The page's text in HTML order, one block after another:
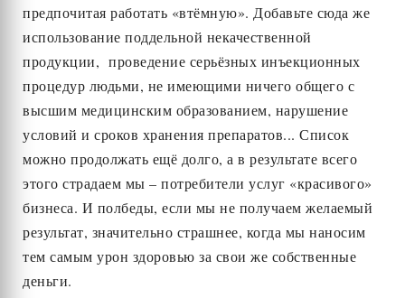
предпочитая работать «втёмную». Добавьте сюда же
использование поддельной некачественной
продукции, проведение серьёзных инъекционных
процедур людьми, не имеющими ничего общего с
высшим медицинским образованием, нарушение
условий и сроков хранения препаратов... Список
можно продолжать ещё долго, а в результате всего
этого страдаем мы – потребители услуг «красивого»
бизнеса. И полбеды, если мы не получаем желаемый
результат, значительно страшнее, когда мы наносим
тем самым урон здоровью за свои же собственные
деньги.